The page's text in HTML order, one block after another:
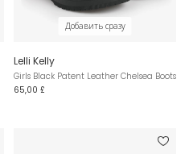
Добавить сразу
Lelli Kelly
Girls Black Patent Leather Chelsea Boots
65,00 £